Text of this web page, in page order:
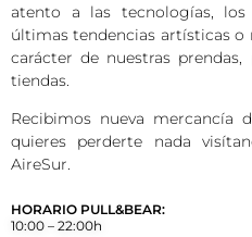
atento a las tecnologías,
últimas tendencias artísticas o
carácter de nuestras
tiendas.
Recibimos nueva mercancía
quieres perderte nada
AireSur.
HORARIO PULL&BEAR:
10:00 – 22:00h